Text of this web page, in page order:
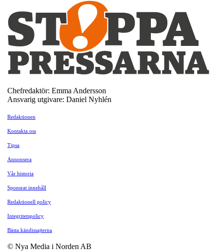
Chefredaktör: Emma Andersson
Ansvarig utgivare: Daniel Nyhlén
Redaktionen
Kontakta oss
Tipsa
Annonsera
Vår historia
Sponsrat innehåll
Redaktionell policy
Integritetspolicy
Bästa kändissajterna
© Nya Media i Norden AB